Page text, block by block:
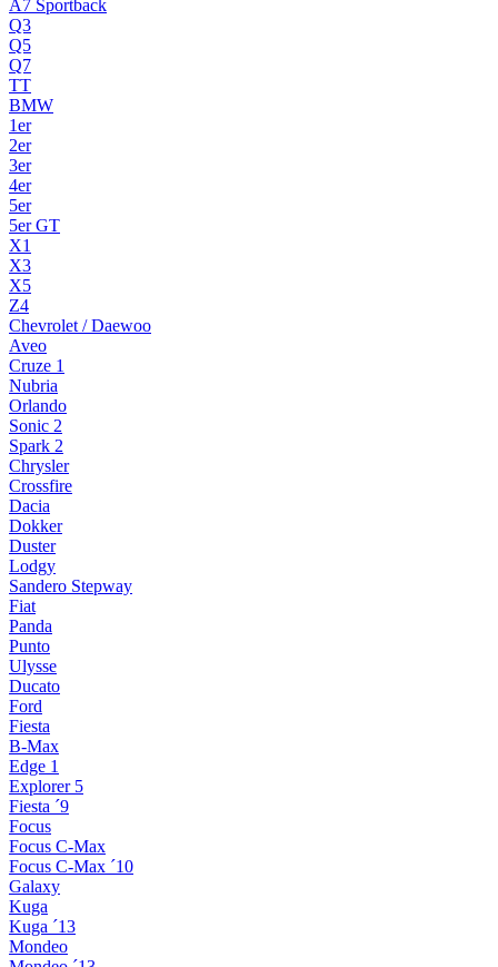
A7 Sportback
Q3
Q5
Q7
TT
BMW
1er
2er
3er
4er
5er
5er GT
X1
X3
X5
Z4
Chevrolet / Daewoo
Aveo
Cruze 1
Nubria
Orlando
Sonic 2
Spark 2
Chrysler
Crossfire
Dacia
Dokker
Duster
Lodgy
Sandero Stepway
Fiat
Panda
Punto
Ulysse
Ducato
Ford
Fiesta
B-Max
Edge 1
Explorer 5
Fiesta ´9
Focus
Focus C-Max
Focus C-Max ´10
Galaxy
Kuga
Kuga ´13
Mondeo